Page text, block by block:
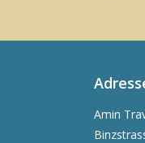
Amin